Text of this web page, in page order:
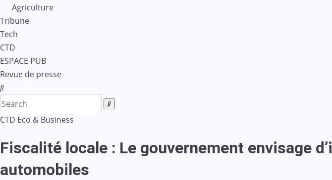
Agriculture
Tribune
Tech
CTD
ESPACE PUB
Revue de presse
CTD Eco & Business
Fiscalité locale : Le gouvernement envisage
automobiles